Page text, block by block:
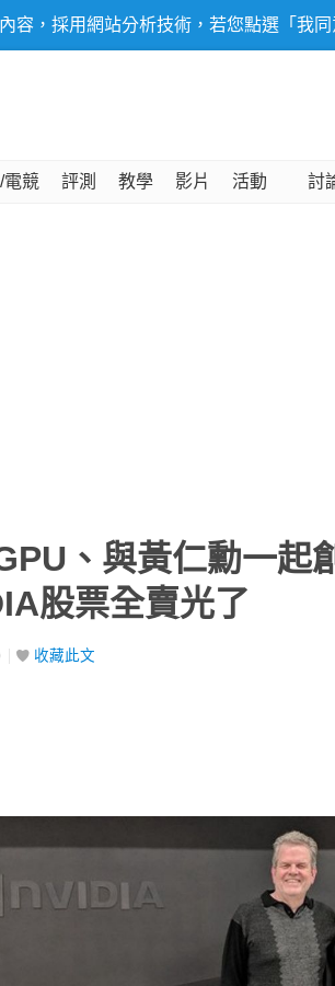
容，採用網站分析技術，若您點選「我
電競 評測 教學 影片 活動 討
、與黃仁勳一起
股票全賣光了
收藏此文